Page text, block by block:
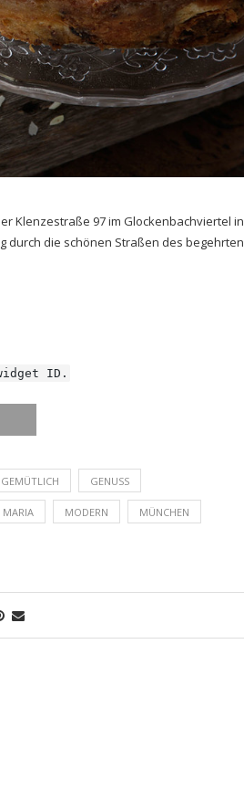
Klenzestraße 97 im Glockenbachviertel in
durch die schönen Straßen des begehrten
ID.
GEMÜTLICH GENUSS
MARIA MODERN MÜNCHEN